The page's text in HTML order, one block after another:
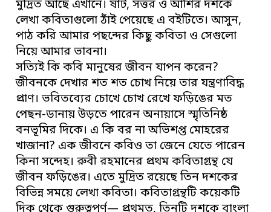
মুদ্রিত আছে এখানে। ষাট, সত্তর ও আশির দশকে
লেখা কবিতাগুলো ঠাঁই পেয়েছে এ বইটিতে। আসুন,
পাঠ করি আমার পছন্দের কিছু কবিতা ও সেগুলো
নিয়ে আমার ভাবনা।
সত্যিই কি কবি মানুষের জীবন যাপন করেন?
জীবনকে দেখার শত শত চোখ নিয়ে তার যন্ত্রণাবিদ্ধ
প্রাণ। ভবিতব্যের চোখে চোখ রেখে ফড়িঙের মত
পেছন-ডানায় উড়তে পারেন অনায়াসে স্মৃতিনিষ্ঠ
বনভূমির দিকে। এ কি বর না অভিশপ্ত মোহরের
খাজানা? এক জীবনে কবিও তা জেনে যেতে পারেন
কিনা সন্দেহ। রুবী রহমানের প্রথম কবিতাগ্রন্থ যে
জীবন ফড়িঙের। এতে মুদ্রিত রয়েছে তিন দশকের
বিভিন্ন সময়ে লেখা কবিতা। কবিতাগ্রন্থটি কয়েকটি